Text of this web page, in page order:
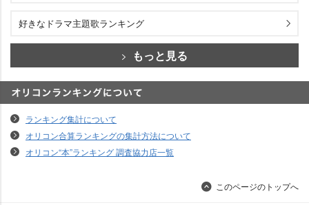
好きなドラマ主題歌ランキング
もっと見る
ランキング集計について
オリコン合算ランキングの集計方法について
オリコン“本”ランキング 調査協力店一覧
このページのトップへ